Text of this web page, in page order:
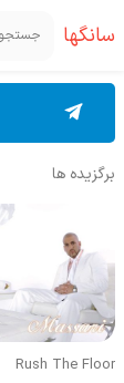
سانگها
برگزیده ها
Rush The Floor